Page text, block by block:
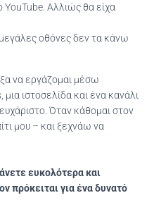
YouTube. Αλλιώς θα είχα
οθόνες δεν τα κάνω
να εργάζομαι μέσω
ιστοσελίδα και ένα κανάλι
Όταν κάθομαι στον
μου – και ξεχνάω να
ευκολότερα και
πρόκειται για ένα δυνατό